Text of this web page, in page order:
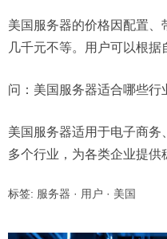
美国服务器的价格因配置、
几千元不等。用户可以根据
问： 美国服务器适合哪些行
美国服务器适用于电子商
多个行业，为各类企业提供
标签: 服务器 · 用户 · 美国